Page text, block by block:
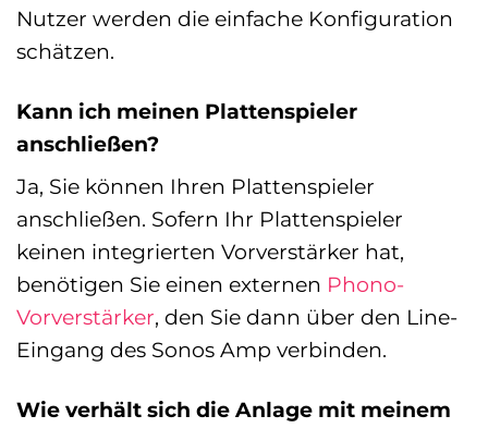
Nutzer werden die einfache Konfiguration
schätzen.
Kann ich meinen Plattenspieler
anschließen?
Ja, Sie können Ihren Plattenspieler
anschließen. Sofern Ihr Plattenspieler
keinen integrierten Vorverstärker hat,
benötigen Sie einen externen Phono-
Vorverstärker, den Sie dann über den Line-
Eingang des Sonos Amp verbinden.
Wie verhält sich die Anlage mit meinem